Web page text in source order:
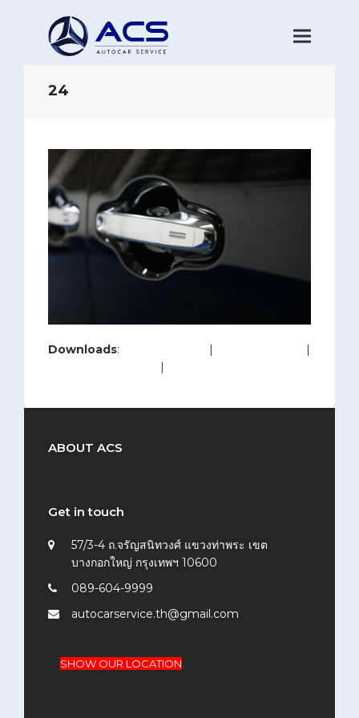
24
Downloads: |
|
|
ABOUT ACS
Get in touch
57/3-4 ถ.จรัญสนิทวงศ์ แขวงท่าพระ เขต
บางกอกใหญ่ กรุงเทพฯ 10600
089-604-9999
autocarservice.th@gmail.com
SHOW OUR LOCATION